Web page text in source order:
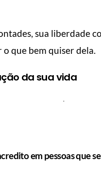
sua liberdade
o que bem quiser dela.
da sua vida
em pessoas que